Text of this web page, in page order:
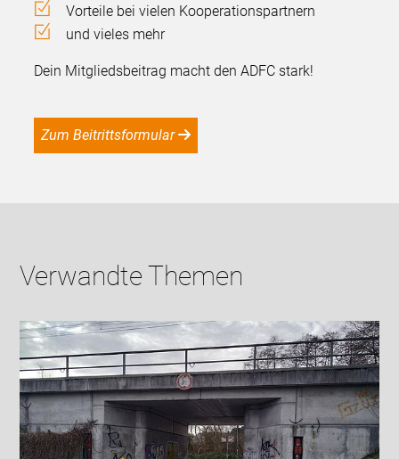
Vorteile bei vielen Kooperationspartnern
und vieles mehr
Dein Mitgliedsbeitrag macht den ADFC stark!
Zum Beitrittsformular
Verwandte Themen